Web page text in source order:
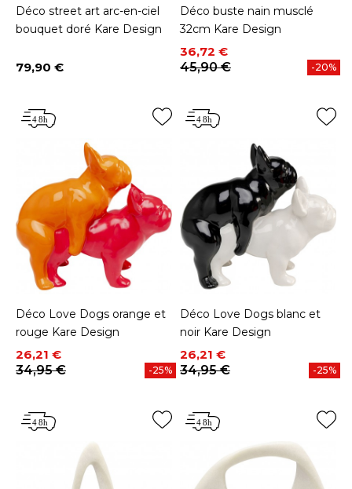
Déco street art arc-en-ciel
bouquet doré Kare Design
Prix
79,90 €
Déco buste nain musclé
32cm Kare Design
Prix
36,72 €
Prix de base
45,90 €
-20%
Déco Love Dogs orange et
rouge Kare Design
Prix
26,21 €
Prix de base
34,95 €
-25%
Déco Love Dogs blanc et
noir Kare Design
Prix
26,21 €
Prix de base
34,95 €
-25%